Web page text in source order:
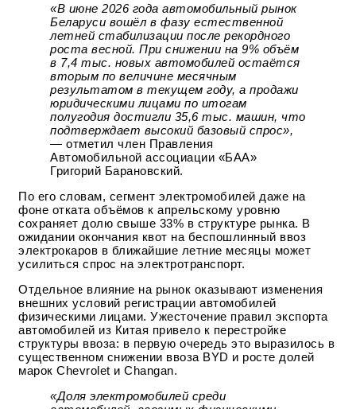
«В июне 2026 года автомобильный рынок
Беларуси вошёл в фазу естественной
летней стабилизации после рекордного
роста весной. При снижении на 9% объём
в 7,4 тыс. новых автомобилей остаётся
вторым по величине месячным
результатом в текущем году, а продажи
юридическими лицами по итогам
полугодия достигли 35,6 тыс. машин, что
подтверждает высокий базовый спрос»,
— отметил член Правления
Автомобильной ассоциации «БАА»
Григорий Барановский.
По его словам, сегмент электромобилей даже на
фоне отката объёмов к апрельскому уровню
сохраняет долю свыше 33% в структуре рынка. В
ожидании окончания квот на беспошлинный ввоз
электрокаров в ближайшие летние месяцы может
усилиться спрос на электротранспорт.
Отдельное влияние на рынок оказывают изменения
внешних условий регистрации автомобилей
физическими лицами. Ужесточение правил экспорта
автомобилей из Китая привело к перестройке
структуры ввоза: в первую очередь это выразилось в
существенном снижении ввоза BYD и росте долей
марок Chevrolet и Changan.
«Доля электромобилей среди